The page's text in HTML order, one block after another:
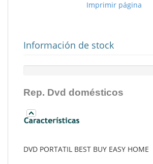
Imprimir página
Información de stock
Rep. Dvd domésticos
DVD PORTATIL BEST BUY EASY HOME